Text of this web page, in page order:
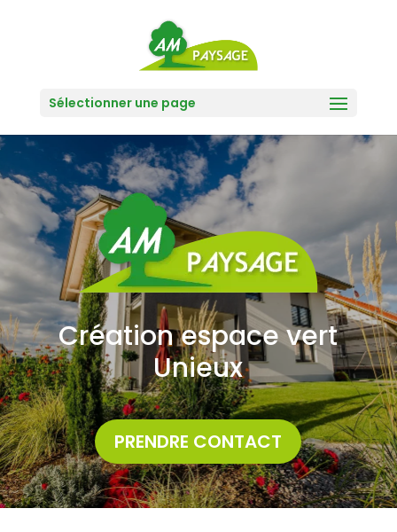
Sélectionner une page
Création espace vert
Unieux
PRENDRE CONTACT